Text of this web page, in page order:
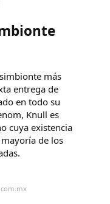
más
entrega de
en todo su
Knull es
cuya existencia
de los